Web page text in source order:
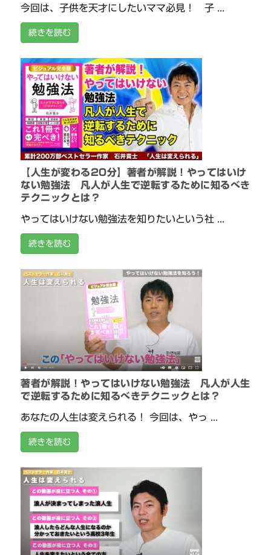
今回は、子供を天才にしたいママ必見！ 子 ...
続きを読む
【人生が変わる20分】著者が解説！やってはいけ
ない勉強法 凡人が人生で逆転するために知るべき
テクニックとは？
やってはいけない勉強法を知りたいという社 ...
続きを読む
著者が解説！やってはいけない勉強法 凡人が人生
で逆転するために知るべきテクニックとは？
あなたの人生は変えられる！ 今回は、やっ ...
続きを読む